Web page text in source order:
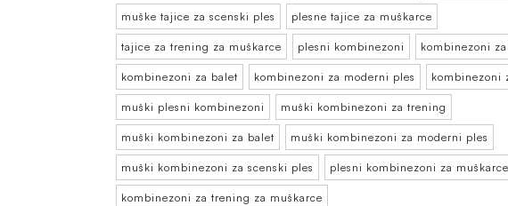
muške tajice za scenski ples plesne tajice za muškarce
tajice za trening za muškarce plesni kombinezoni kombinezoni
kombinezoni za balet kombinezoni za moderni ples kombinezoni
muški plesni kombinezoni muški kombinezoni za trening
muški kombinezoni za balet muški kombinezoni za moderni ples
muški kombinezoni za scenski ples plesni kombinezoni za muškarce
kombinezoni za trening za muškarce